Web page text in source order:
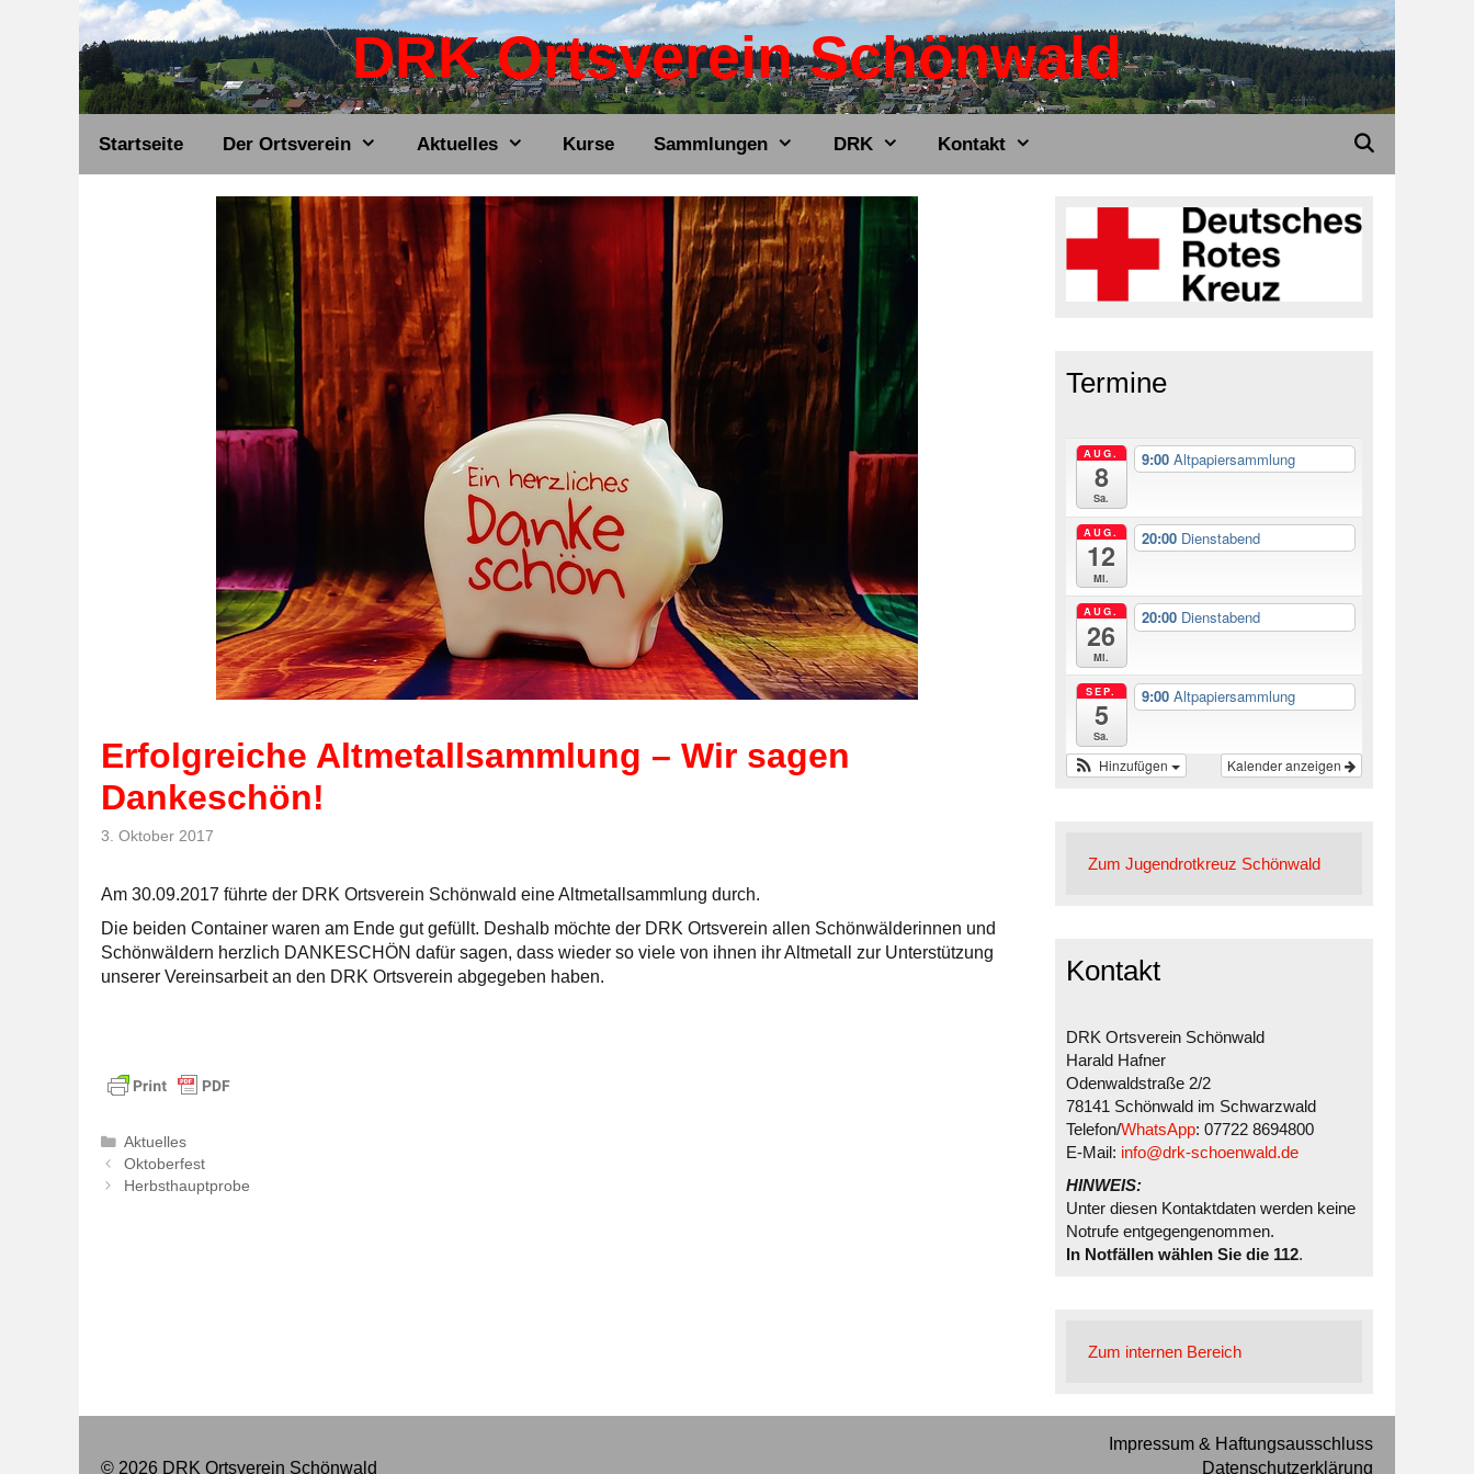
DRK Ortsverein Schönwald
Startseite Der Ortsverein Aktuelles Kurse Sammlungen DRK Kontakt
Erfolgreiche Altmetallsammlung – Wir sagen
Dankeschön!
3. Oktober 2017
Am 30.09.2017 führte der DRK Ortsverein Schönwald eine Altmetallsammlung durch.
Die beiden Container waren am Ende gut gefüllt. Deshalb möchte der DRK Ortsverein allen Schönwälderinnen und
Schönwäldern herzlich DANKESCHÖN dafür sagen, dass wieder so viele von ihnen ihr Altmetall zur Unterstützung
unserer Vereinsarbeit an den DRK Ortsverein abgegeben haben.
Kategorien
Aktuelles
Oktoberfest
Herbsthauptprobe
Termine
AUG.
8
Sa.
9:00 Altpapiersammlung
AUG.
12
Mi.
20:00 Dienstabend
AUG.
26
Mi.
20:00 Dienstabend
SEP.
5
Sa.
9:00 Altpapiersammlung
Kalender anzeigen
Hinzufügen
Zum Jugendrotkreuz Schönwald
Kontakt
DRK Ortsverein Schönwald
Harald Hafner
Odenwaldstraße 2/2
78141 Schönwald im Schwarzwald
Telefon/WhatsApp: 07722 8694800
E-Mail: info@drk-schoenwald.de
HINWEIS:
Unter diesen Kontaktdaten werden keine
Notrufe entgegengenommen.
In Notfällen wählen Sie die 112.
Zum internen Bereich
Impressum & Haftungsausschluss
Datenschutzerklärung
© 2026 DRK Ortsverein Schönwald